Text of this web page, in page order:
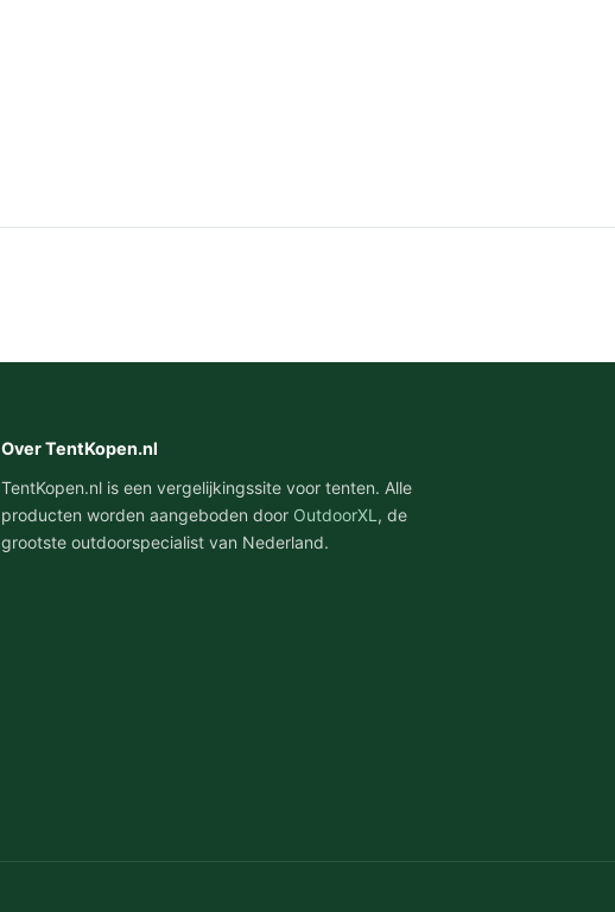
Over TentKopen.nl
TentKopen.nl is een vergelijkingssite voor tenten. Alle
producten worden aangeboden door OutdoorXL , de
grootste outdoorspecialist van Nederland.